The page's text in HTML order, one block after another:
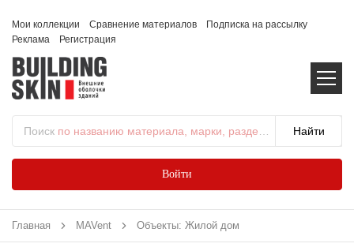
Мои коллекции Сравнение материалов
Подписка на рассылку
Реклама
Регистрация
Поиск по названию материала, марки, раздела...
Войти
Главная MAVent Объекты: Жилой дом